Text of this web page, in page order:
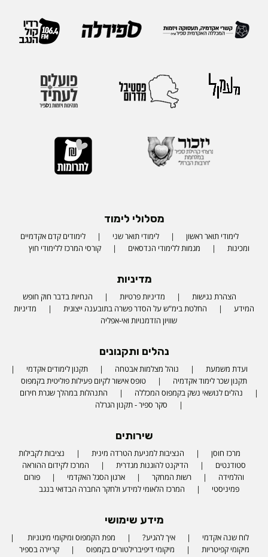
מסלולי לימוד
לימודי תואר ראשון לימודי תואר שני
לימודים קדם אקדמיים
ומכינות
מגמות ללימודי הנדסאים קורסי המרכז ללימודי חוץ
מדיניות
הצהרת נגישות מדיניות פרטיות
הנחיות בדבר חוק חופש
המידע
החלטת בימ"ש על הסדר פשרה בתובענה ייצוגית
מדיניות
שוויון הזדמנויות ואי-אפליה
נהלים ותקנונים
ועדת משמעת נוהל מצלמות אבטחה
תקנון לימודים אקדמי
תקנון שכר לימוד אקדמיה
טופס אישור לקיום פעילות פוליטית בקמפוס
נהלים לנושאי נשק בקמפוס המכללה
התנהלות במהלך שגרת חירום
סקר ספיר - תקנון הגרלה
שירותים
מרכז חוסן הנציבות למניעת הטרדה מינית
נציבות לקבילות
סטודנטים
הדיקנט להוגנות מגדרית
המרכז לקידום ההוראה
והלמידה
רשות המחקר ארגון הסגל האקדמי
פורום
פמיניסטי
המרכז הלאומי למידע ולחקר החברה הבדואי בנגב
מידע שימושי
לוח שנה אקדמי איך להגיע?
מפת הקמפוס ומיקומי מיגוניות
מיקומי קפיטריות
מיקומי דיפיברילטורים בקמפוס
קריירה בספיר